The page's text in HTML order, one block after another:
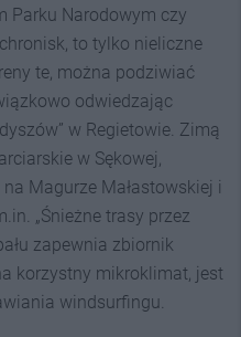
Parku Narodowym czy
to tylko nieliczne
te, można podziwiać
odwiedzając
w Regietowie. Zimą
w Sękowej,
Magurze Małastowskiej i
„Śnieżne trasy przez
zapewnia zbiornik
korzystny mikroklimat, jest
windsurfingu.